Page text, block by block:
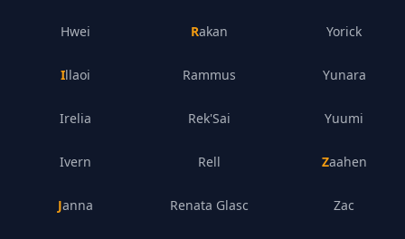
Hwei
Illaoi
Irelia
Ivern
Janna
Rakan
Rammus
Rek'Sai
Rell
Renata Glasc
Yorick
Yunara
Yuumi
Zaahen
Zac